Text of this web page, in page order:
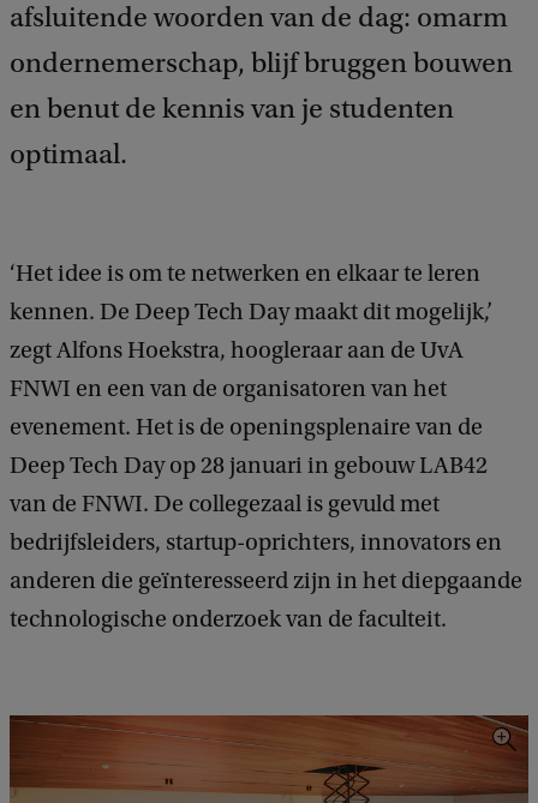
afsluitende woorden van de dag: omarm
ondernemerschap, blijf bruggen bouwen
en benut de kennis van je studenten
optimaal.
‘Het idee is om te netwerken en elkaar te leren
kennen. De Deep Tech Day maakt dit mogelijk,’
zegt Alfons Hoekstra, hoogleraar aan de UvA
FNWI en een van de organisatoren van het
evenement. Het is de openingsplenaire van de
Deep Tech Day op 28 januari in gebouw LAB42
van de FNWI. De collegezaal is gevuld met
bedrijfsleiders, startup-oprichters, innovators en
anderen die geïnteresseerd zijn in het diepgaande
technologische onderzoek van de faculteit.